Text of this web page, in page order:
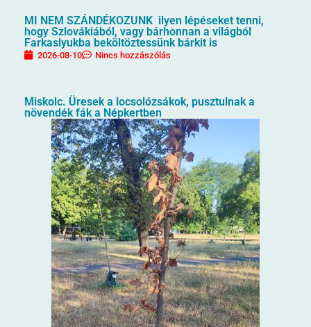
MI NEM SZÁNDÉKOZUNK ilyen lépéseket tenni,
hogy Szlovákiából, vagy bárhonnan a világból
Farkaslyukba beköltöztessünk bárkit is
2026-08-10 Nincs hozzászólás
Miskolc. Üresek a locsolózsákok, pusztulnak a
növendék fák a Népkertben